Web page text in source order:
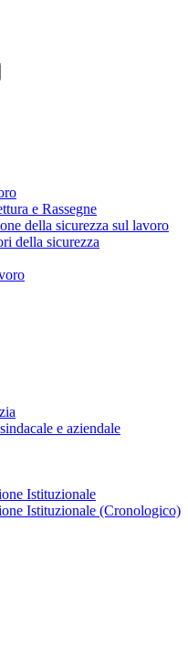
e Rassegne
della sicurezza sul lavoro
della sicurezza
e aziendale
Istituzionale
Istituzionale (Cronologico)